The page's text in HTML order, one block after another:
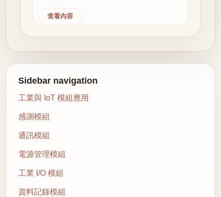
查看內容
Sidebar navigation
工業與 IoT 模組應用
感測模組
通訊模組
電源管理模組
工業 I/O 模組
資料記錄模組